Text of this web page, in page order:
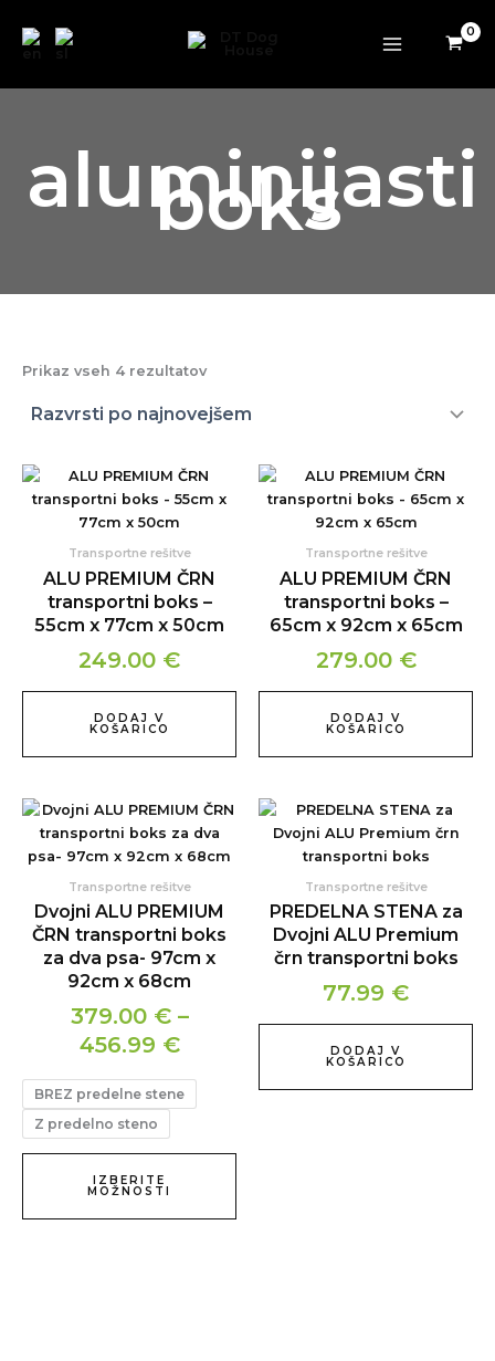
aluminijasti
boks
Prikaz vseh 4 rezultatov
Transportne rešitve
ALU PREMIUM ČRN
transportni boks –
55cm x 77cm x 50cm
249.00 €
DODAJ V
KOŠARICO
Transportne rešitve
ALU PREMIUM ČRN
transportni boks –
65cm x 92cm x 65cm
279.00 €
DODAJ V
KOŠARICO
Transportne rešitve
Dvojni ALU PREMIUM
ČRN transportni boks
za dva psa- 97cm x
92cm x 68cm
379.00 € –
456.99 €
Cenovni
razpon:
od
379.00 €
do
456.99 €
BREZ predelne stene
Z predelno steno
IZBERITE
MOŽNOSTI
izdelek
različic.
Možnosti
lahko
Transportne rešitve
PREDELNA STENA za
Dvojni ALU Premium
črn transportni boks
77.99 €
DODAJ V
KOŠARICO